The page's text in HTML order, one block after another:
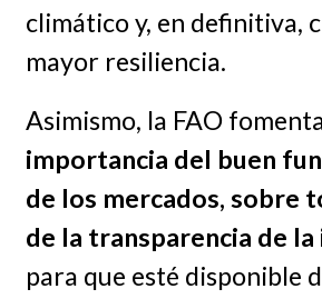
climático y, en definitiva,
mayor resiliencia.
Asimismo, la FAO
importancia del buen
de los mercados, sobre
de la transparencia de
para que esté disponible